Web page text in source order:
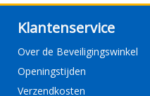
Klantenservice
Over de Beveiligingswinkel
Openingstijden
Verzendkosten